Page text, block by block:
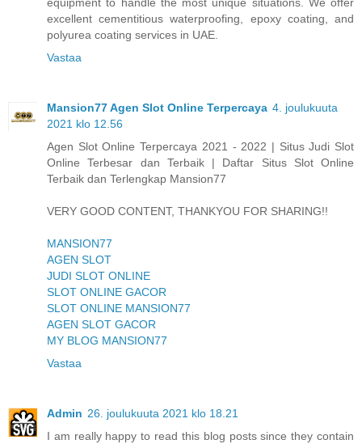
excellent cementitious waterproofing, epoxy coating, and
polyurea coating services in UAE.
Vastaa
Mansion77 Agen Slot Online Terpercaya 4. joulukuuta
2021 klo 12.56
Agen Slot Online Terpercaya 2021 - 2022 | Situs Judi Slot
Online Terbesar dan Terbaik | Daftar Situs Slot Online
Terbaik dan Terlengkap Mansion77
VERY GOOD CONTENT, THANKYOU FOR SHARING!!
MANSION77
AGEN SLOT
JUDI SLOT ONLINE
SLOT ONLINE GACOR
SLOT ONLINE MANSION77
AGEN SLOT GACOR
MY BLOG MANSION77
Vastaa
Admin 26. joulukuuta 2021 klo 18.21
I am really happy to read this blog posts since they contain